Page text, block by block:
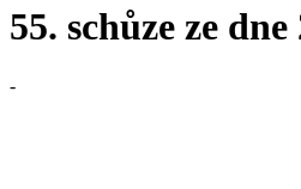
55. schůze ze dne
-